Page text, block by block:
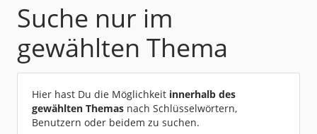
Suche nur im
gewählten Thema
Hier hast Du die Möglichkeit innerhalb des
gewählten Themas nach Schlüsselwörtern,
Benutzern oder beidem zu suchen.